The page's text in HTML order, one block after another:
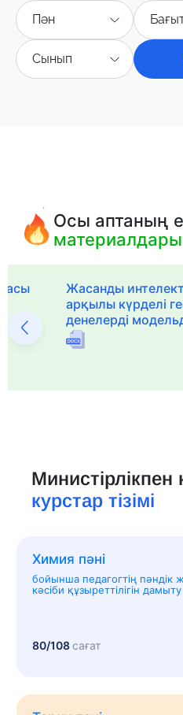
Пән
Сынып
Осы аптаның
материалдары
Жасанды
арқылы күрделі
денелерді
Министірлікпен
курстар тізімі
Химия пәні
бойынша педагогтің пәндік
кәсіби құзыреттілігін дамыту
80/108сағат